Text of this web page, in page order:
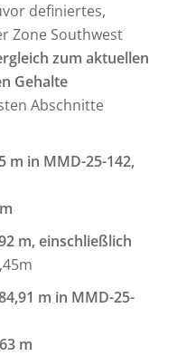
definiertes,
Zone Southwest
zum aktuellen
Gehalte
Abschnitte
m in MMD-25-142,
m, einschließlich
m in MMD-25-
m